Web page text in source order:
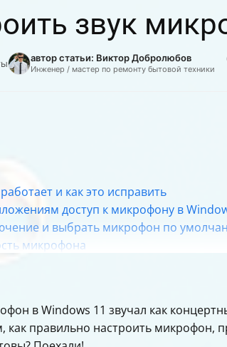
звук
автор статьи: Виктор Добролюбов
Инженер / мастер по ремонту бытовой техники
и как это исправить
доступ к микрофону в
и выбрать микрофон по
микрофона
не обнаруживает микрофон или
параметров звука
шагов настройки микрофона в
звука
в Windows 11 звучал как
как правильно настроить микрофон,